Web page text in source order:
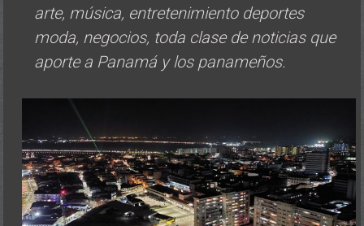
arte, música, entretenimiento deportes
moda, negocios, toda clase de noticias que
aporte a Panamá y los panameños.